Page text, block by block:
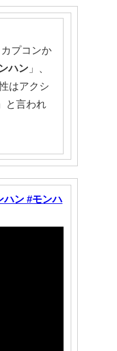
プコンか
ハン 」、
はアクシ
と言われ
ハン #モンハ